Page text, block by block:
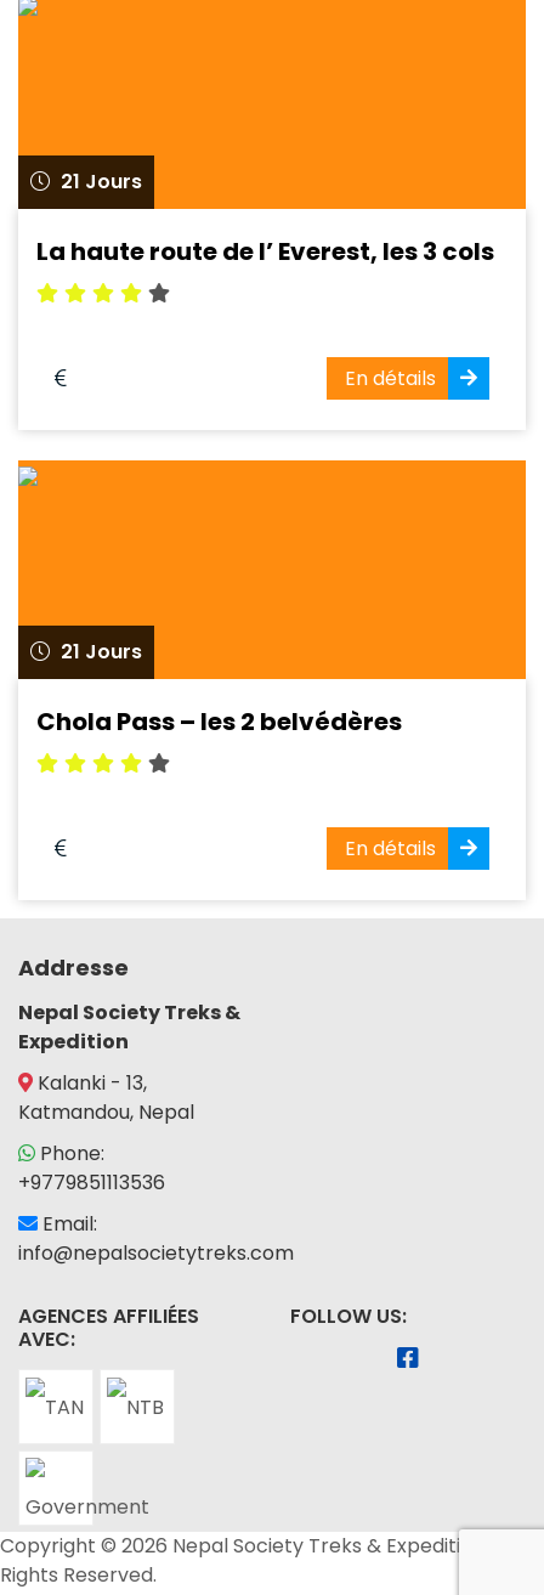
21 Jours
La haute route de l’ Everest, les 3 cols
En détails
21 Jours
Chola Pass – les 2 belvédères
En détails
Addresse
Nepal Society Treks &
Expedition
Kalanki - 13,
Katmandou, Nepal
Phone:
+9779851113536
Email:
info@nepalsocietytreks.com
AGENCES AFFILIÉES
AVEC:
FOLLOW US:
Copyright © 2026 Nepal Society Treks & Expedition. All
Rights Reserved.